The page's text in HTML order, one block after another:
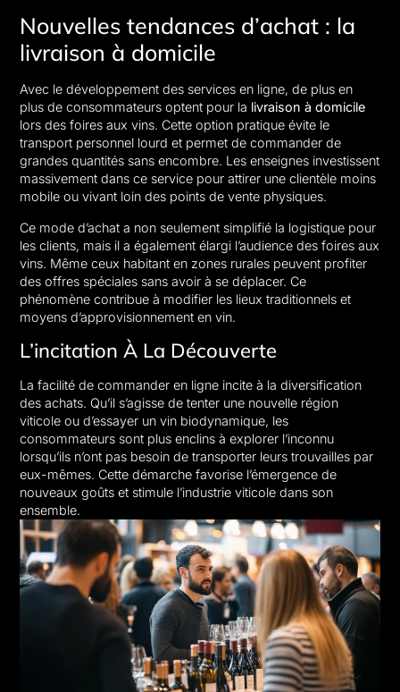
Nouvelles tendances d’achat : la
livraison à domicile
Avec le développement des services en ligne, de plus en
plus de consommateurs optent pour la livraison à domicile
lors des foires aux vins. Cette option pratique évite le
transport personnel lourd et permet de commander de
grandes quantités sans encombre. Les enseignes investissent
massivement dans ce service pour attirer une clientèle moins
mobile ou vivant loin des points de vente physiques.
Ce mode d’achat a non seulement simplifié la logistique pour
les clients, mais il a également élargi l’audience des foires aux
vins. Même ceux habitant en zones rurales peuvent profiter
des offres spéciales sans avoir à se déplacer. Ce
phénomène contribue à modifier les lieux traditionnels et
moyens d’approvisionnement en vin.
L’incitation À La Découverte
La facilité de commander en ligne incite à la diversification
des achats. Qu’il s’agisse de tenter une nouvelle région
viticole ou d’essayer un vin biodynamique, les
consommateurs sont plus enclins à explorer l’inconnu
lorsqu’ils n’ont pas besoin de transporter leurs trouvailles par
eux-mêmes. Cette démarche favorise l’émergence de
nouveaux goûts et stimule l’industrie viticole dans son
ensemble.